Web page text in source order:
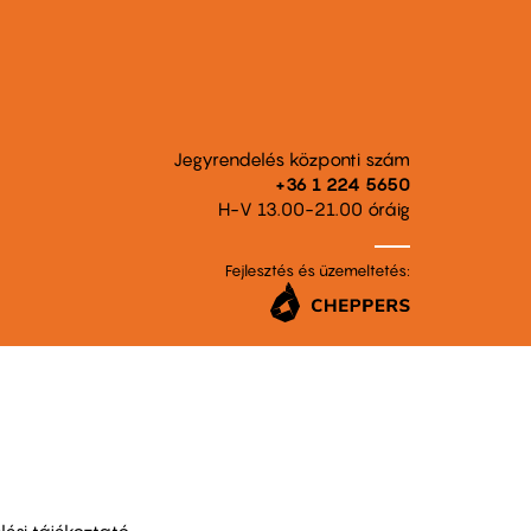
Jegyrendelés központi szám
+36 1 224 5650
H-V 13.00-21.00 óráig
Fejlesztés és üzemeltetés: